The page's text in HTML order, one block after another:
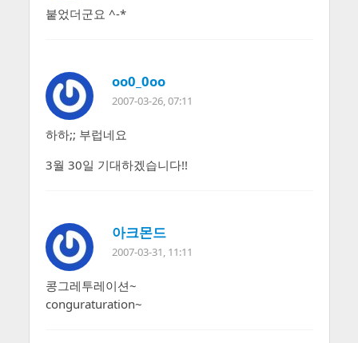
붙었더군요 ^-*
oo0_0oo
2007-03-26, 07:11
하하;; 부럽네요
3월 30일 기대하겠습니다!!
아크몬드
2007-03-31, 11:11
콩그레투레이션~
conguraturation~